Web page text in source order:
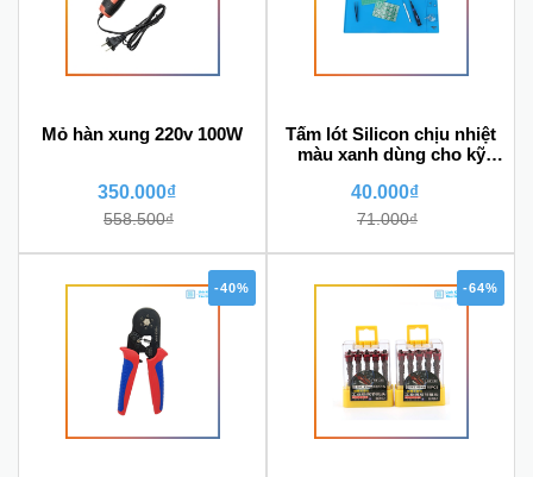
Mỏ hàn xung 220v 100W
350.000₫
558.500₫
Tấm lót Silicon chịu nhiệt
màu xanh dùng cho kỹ
40.000₫
71.000₫
-40% -64%